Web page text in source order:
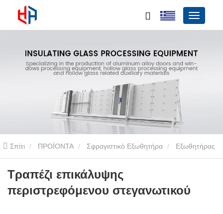
Σπίτι ΠΡΟΪΟΝΤΑ Σφραγιστικό Εξωθητήρα Εξωθητήρας
στεγανοποίησης δύο συστατικών
περιστρεφόμενου στεγανωτικού
Τραπέζι επικάλυψης
περιστρεφόμενου στεγανωτικού